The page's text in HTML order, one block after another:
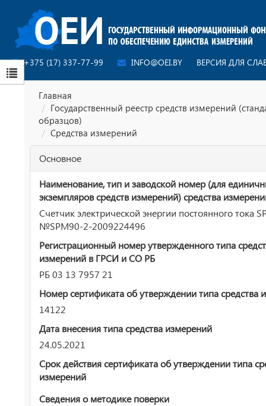
+375 (17) 337-77-99 INFO@OEI.BY ВЕРСИЯ ДЛЯ
Главная
Государственный реестр средств измерений
образцов)
Средства измерений
Основное
Наименование, тип и заводской номер (для
экземпляров средств измерений) средства
Счетчик электрической энергии постоянного тока
№SPM90-2-2009224496
Регистрационный номер утвержденного типа
измерений в ГРСИ и СО РБ
РБ 03 13 7957 21
Номер сертификата об утверждении типа средства
14122
Дата внесения типа средства измерений
24.05.2021
Срок действия сертификата об утверждении типа
измерений
Сведения о методике поверки